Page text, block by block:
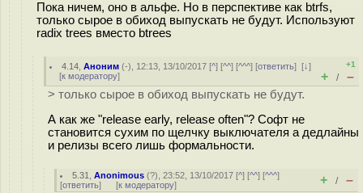
Пока ничем, оно в альфе. Но в перспективе как btrfs,
только сырое в обиход выпускать не будут. Используют
radix trees вместо btrees
4.14 ,Аноним (-), 12:13, 13/10/2017 [^] [^^] [^^^] [ответить][↓]
[к модератору]
+1
+ / –
> только сырое в обиход выпускать не будут.
А как же "release early, release often"? Софт не
становится сухим по щелчку выключателя а дедлайны
и релизы всего лишь формальности.
5.31 ,Anonimous (?), 23:52, 13/10/2017 [^] [^^] [^^^]
[ответить] [к модератору] + / –